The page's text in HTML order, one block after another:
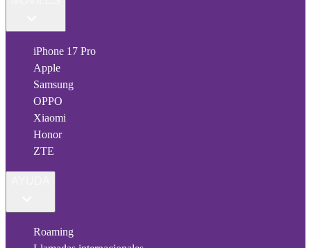
iPhone 17 Pro
Apple
Samsung
OPPO
Xiaomi
Honor
ZTE
Roaming